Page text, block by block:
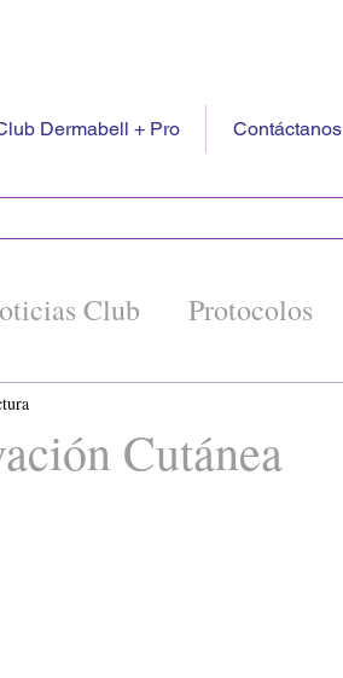
Dermabell + Pro Contáctanos
Club Protocolos
Cutánea